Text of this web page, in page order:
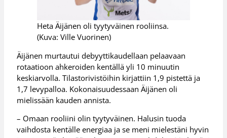
Heta Äijänen oli tyytyväinen rooliinsa.
(Kuva: Ville Vuorinen)
Äijänen murtautui debyyttikaudellaan pelaavaan
rotaatioon ahkeroiden kentällä yli 10 minuutin
keskiarvolla. Tilastorivistöihin kirjattiin 1,9 pistettä ja
1,7 levypalloa. Kokonaisuudessaan Äijänen oli
mielissään kauden annista.
– Omaan rooliini olin tyytyväinen. Halusin tuoda
vaihdosta kentälle energiaa ja se meni mielestäni hyvin